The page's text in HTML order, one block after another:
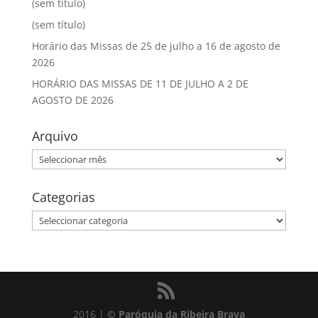
(sem título)
(sem título)
Horário das Missas de 25 de julho a 16 de agosto de
2026
HORÁRIO DAS MISSAS DE 11 DE JULHO A 2 DE
AGOSTO DE 2026
Arquivo
Arquivo
Categorias
Categorias
2016 | © Paróquia da Ribeira Brava